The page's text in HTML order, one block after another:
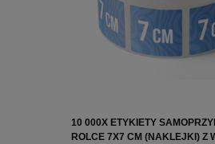
10 000X ETYKIETY
ROLCE 7X7 CM (NAKLEJKI) Z